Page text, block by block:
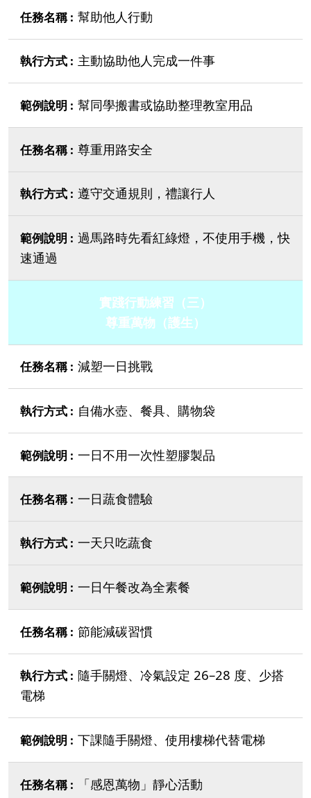
幫助他人行動
主動協助他人完成一件事
幫同學搬書或協助整理教室用品
尊重用路安全
遵守交通規則，禮讓行人
過馬路時先看紅綠燈，不使用手機，快
速通過
實踐行動練習（三）
尊重萬物（護生）
減塑一日挑戰
自備水壺、餐具、購物袋
一日不用一次性塑膠製品
一日蔬食體驗
一天只吃蔬食
一日午餐改為全素餐
節能減碳習慣
隨手關燈、冷氣設定 26–28 度、少搭
電梯
下課隨手關燈、使用樓梯代替電梯
「感恩萬物」靜心活動